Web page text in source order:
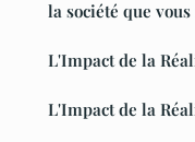
la société que
L'Impact de la
L'Impact de la